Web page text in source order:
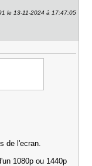
le 13-11-2024 à 17:47:05
de l'ecran.
1080p ou 1440p